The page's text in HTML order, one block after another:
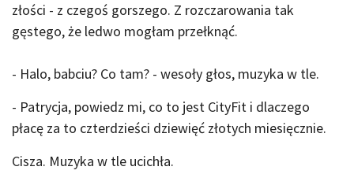
złości - z czegoś gorszego. Z rozczarowania tak
gęstego, że ledwo mogłam przełknąć.
- Halo, babciu? Co tam? - wesoły głos, muzyka w tle.
- Patrycja, powiedz mi, co to jest CityFit i dlaczego
płacę za to czterdzieści dziewięć złotych miesięcznie.
Cisza. Muzyka w tle ucichła.